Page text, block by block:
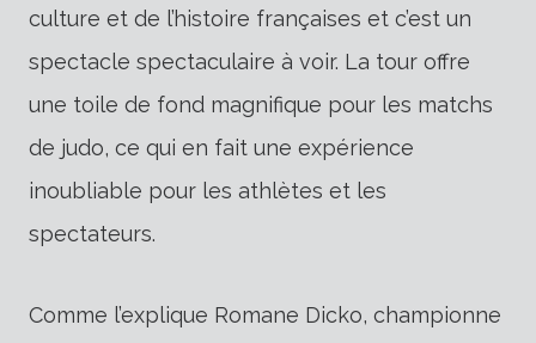
culture et de l’histoire françaises et c’est un
spectacle spectaculaire à voir. La tour offre
une toile de fond magnifique pour les matchs
de judo, ce qui en fait une expérience
inoubliable pour les athlètes et les
spectateurs.
Comme l’explique Romane Dicko, championne